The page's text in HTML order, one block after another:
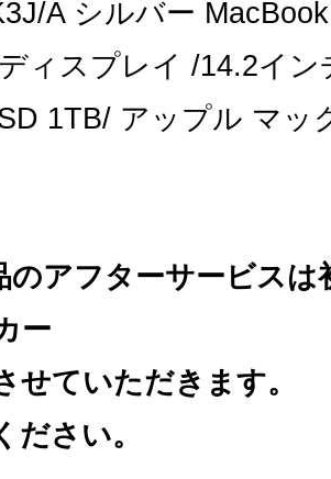
A シルバー
ィスプレイ /14.2イ
1TB/ アップル マッ
アフターサービスは
ー
せていただきます。
ださい。